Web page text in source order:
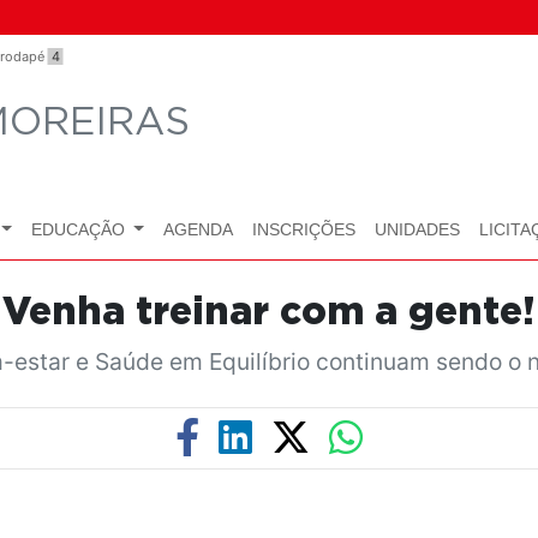
4
EDUCAÇÃO AGENDA INSCRIÇÕES UNIDADES
Venha treinar com a gente!
estar e Saúde em Equilíbrio continuam sendo o